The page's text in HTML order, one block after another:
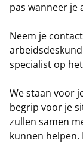
pas wanneer je
Neem je
specialist op
We staan voor
begrip voor je
zullen samen
kunnen